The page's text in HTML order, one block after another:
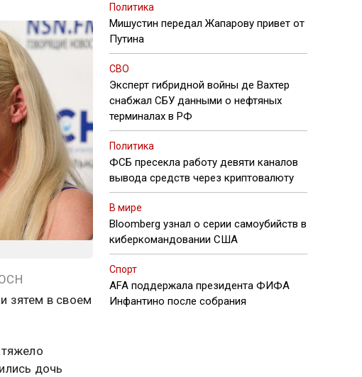
зятем в своем
дочь
Политика
Мишустин передал Жапарову привет от
Путина
СВО
Эксперт гибридной войны де Вахтер
снабжал СБУ данными о нефтяных
терминалах в РФ
Политика
ФСБ пресекла работу девяти каналов
вывода средств через криптовалюту
В мире
Bloomberg узнал о серии самоубийств в
киберкомандовании США
Спорт
AFA поддержала президента ФИФА
Инфантино после собрания